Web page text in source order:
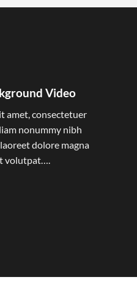
Video
amet, consectetuer
nonummy nibh
dolore magna
volutpat….